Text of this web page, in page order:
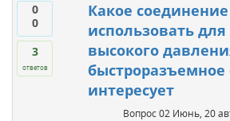
0
0
3
ответов
Какое
использовать
высокого
быстроразъемное
интересует
Вопрос 02 Июнь, 20